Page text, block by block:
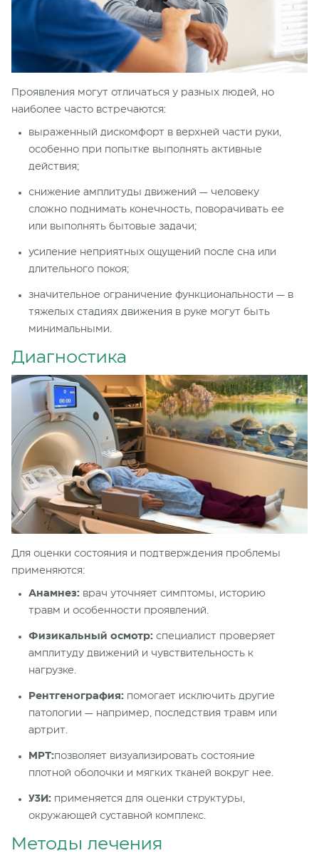
Проявления могут отличаться у разных людей, но
наиболее часто встречаются:
выраженный дискомфорт в верхней части руки,
особенно при попытке выполнять активные
действия;
снижение амплитуды движений — человеку
сложно поднимать конечность, поворачивать ее
или выполнять бытовые задачи;
усиление неприятных ощущений после сна или
длительного покоя;
значительное ограничение функциональности — в
тяжелых стадиях движения в руке могут быть
минимальными.
Диагностика
Для оценки состояния и подтверждения проблемы
применяются:
Анамнез: врач уточняет симптомы, историю
травм и особенности проявлений.
Физикальный осмотр: специалист проверяет
амплитуду движений и чувствительность к
нагрузке.
Рентгенография: помогает исключить другие
патологии — например, последствия травм или
артрит.
МРТ:позволяет визуализировать состояние
плотной оболочки и мягких тканей вокруг нее.
УЗИ: применяется для оценки структуры,
окружающей суставной комплекс.
Методы лечения